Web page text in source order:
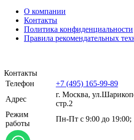
О компании
Контакты
Политика конфиденциальности
Правила рекомендательных
Контакты
Телефон
+7 (495) 165-99-89
Адрес
г. Москва,
стр.2
Режим
работы
Пн-Пт с 9:00 до 19:00;